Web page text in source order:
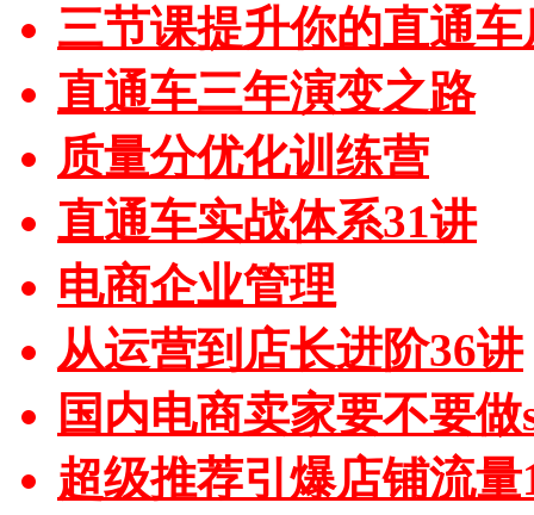
三节课提升你的直通
直通车三年演变之路
质量分优化训练营
直通车实战体系31讲
电商企业管理
从运营到店长进阶36讲
国内电商卖家要不要做
超级推荐引爆店铺流量